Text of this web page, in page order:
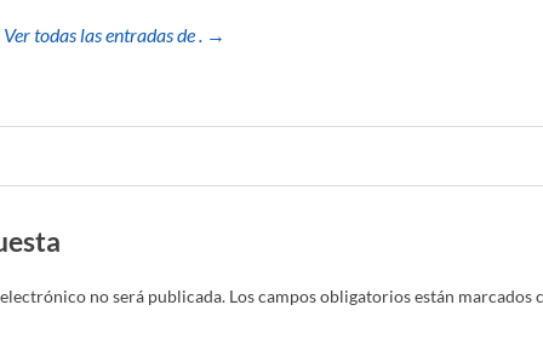
Ver todas las entradas de . →
no será publicada. Los campos obligatorios están marcados